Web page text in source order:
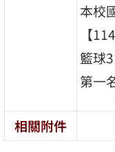
本校
【
籃球
第一
相關附件